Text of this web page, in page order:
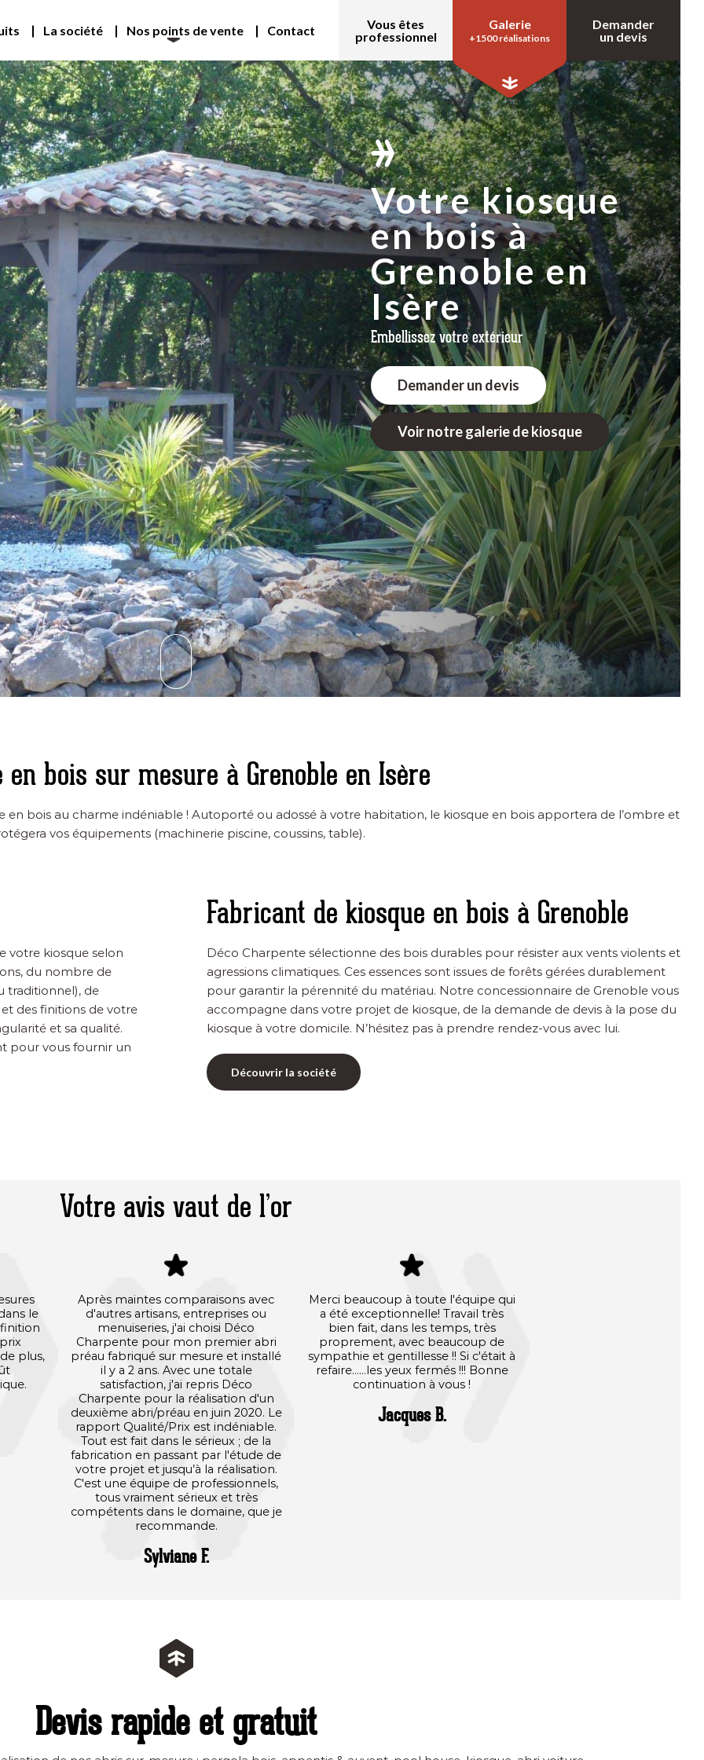
La société Nos points de vente Contact
Vous êtes
professionnel
Galerie
+1500 réalisations
Demander
un devis
Votre kiosque
en bois à
Grenoble en
Isère
Embellissez votre extérieur
Demander un devis
Voir notre galerie de kiosque
en bois sur mesure à Grenoble en Isère
bois au charme indéniable ! Autoporté ou adossé à votre habitation, le kiosque en bois apportera de l’ombre et
vos équipements (machinerie piscine, coussins, table).
votre kiosque selon
du nombre de
traditionnel), de
des finitions de votre
et sa qualité.
pour vous fournir un
Fabricant de kiosque en bois à Grenoble
Déco Charpente sélectionne des bois durables pour résister aux vents violents et
agressions climatiques. Ces essences sont issues de forêts gérées durablement
pour garantir la pérennité du matériau. Notre concessionnaire de Grenoble vous
accompagne dans votre projet de kiosque, de la demande de devis à la pose du
kiosque à votre domicile. N’hésitez pas à prendre rendez-vous avec lui.
Découvrir la société
Votre avis vaut de l’or
le
plus,
Après maintes comparaisons avec
d'autres artisans, entreprises ou
menuiseries, j'ai choisi Déco
Charpente pour mon premier abri
préau fabriqué sur mesure et installé
il y a 2 ans. Avec une totale
satisfaction, j'ai repris Déco
Charpente pour la réalisation d'un
deuxième abri/préau en juin 2020. Le
rapport Qualité/Prix est indéniable.
Tout est fait dans le sérieux ; de la
fabrication en passant par l'étude de
votre projet et jusqu’à la réalisation.
C'est une équipe de professionnels,
tous vraiment sérieux et très
compétents dans le domaine, que je
recommande.
Sylviane F.
Merci beaucoup à toute l'équipe qui
a été exceptionnelle! Travail très
bien fait, dans les temps, très
proprement, avec beaucoup de
sympathie et gentillesse !! Si c'était à
refaire......les yeux fermés !!! Bonne
continuation à vous !
Jacques B.
Devis rapide et gratuit